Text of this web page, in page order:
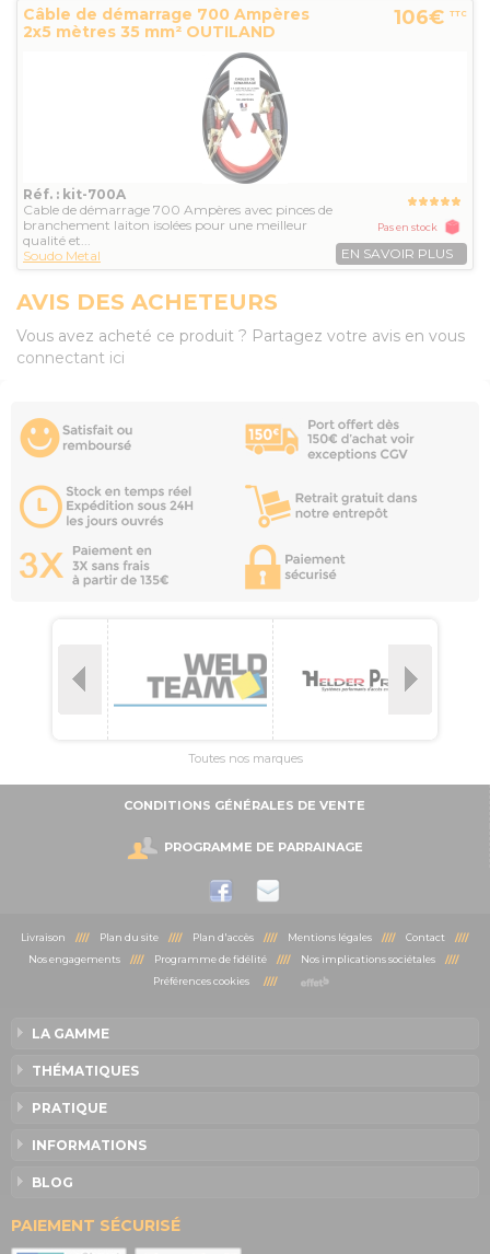
Câble de démarrage 700 Ampères
2x5 mètres 35 mm² OUTILAND
106€ TTC
Réf. : kit-700A
Cable de démarrage 700 Ampères avec pinces de
branchement laiton isolées pour une meilleur
qualité et...
Soudo Metal
Pas en stock
EN SAVOIR PLUS
AVIS DES ACHETEURS
Vous avez acheté ce produit ? Partagez votre avis en vous
connectant ici
Toutes nos marques
CONDITIONS GÉNÉRALES DE VENTE
PROGRAMME DE PARRAINAGE
Livraison //// Plan du site //// Plan d'accès //// Mentions légales //// Contact ////
Nos engagements//// Programme de fidélité//// Nos implications sociétales////
Préférences cookies
////
LA GAMME
THÉMATIQUES
PRATIQUE
INFORMATIONS
BLOG
PAIEMENT SÉCURISÉ